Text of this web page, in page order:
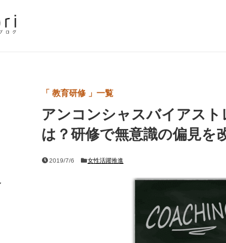
「 教育研修 」一覧
アンコンシャスバイアスト
は？研修で無意識の偏見を
2019/7/6 女性活躍推進